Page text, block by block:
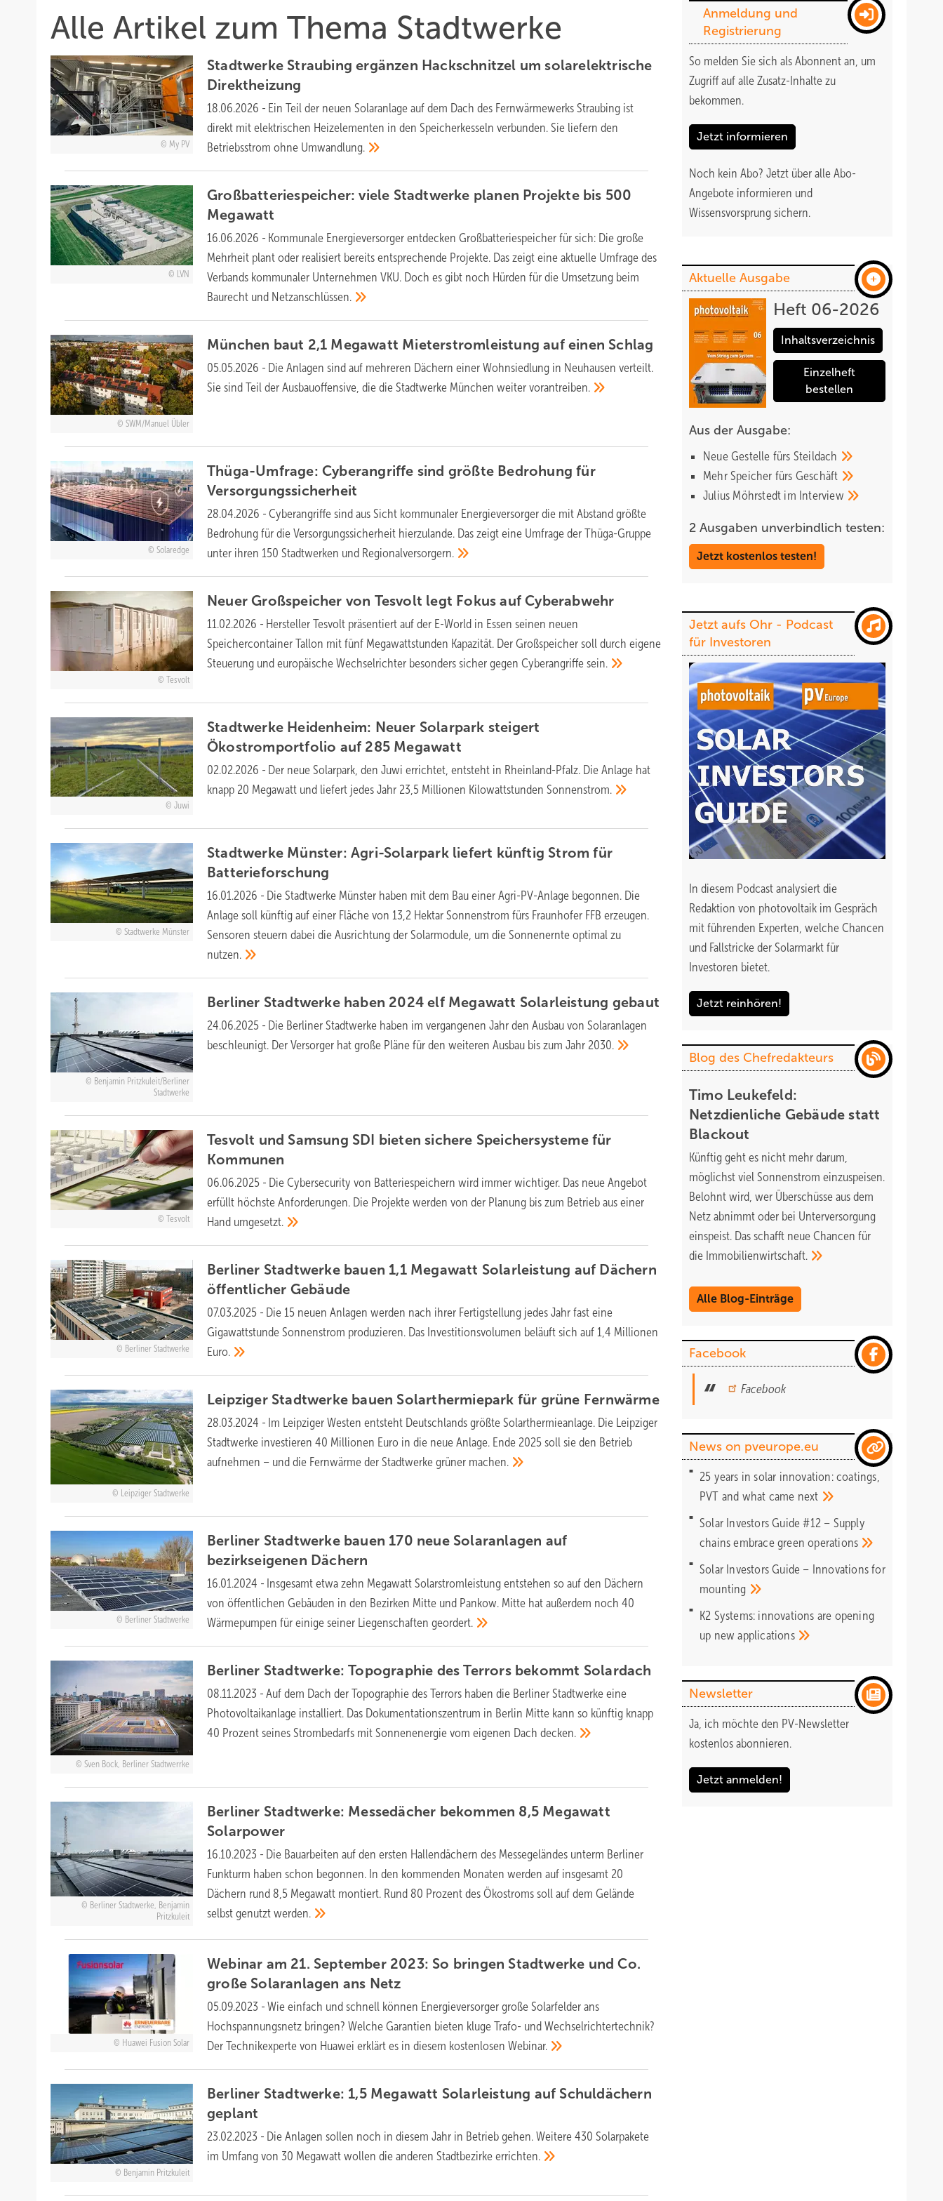
Alle Artikel zum Thema Stadtwerke
My PV
Stadtwerke Straubing ergänzen Hackschnitzel um solarelektrische
Direktheizung
18.06.2026 - Ein Teil der neuen Solaranlage auf dem Dach des Fernwärmewerks Straubing ist
direkt mit elektrischen Heizelementen in den Speicherkesseln verbunden. Sie liefern den
Betriebsstrom ohne Umwandlung.
LVN
Großbatteriespeicher: viele Stadtwerke planen Projekte bis 500
Megawatt
16.06.2026 - Kommunale Energieversorger entdecken Großbatteriespeicher für sich: Die große
Mehrheit plant oder realisiert bereits entsprechende Projekte. Das zeigt eine aktuelle Umfrage des
Verbands kommunaler Unternehmen VKU. Doch es gibt noch Hürden für die Umsetzung beim
Baurecht und Netzanschlüssen.
SWM/Manuel Übler
München baut 2,1 Megawatt Mieterstromleistung auf einen Schlag
05.05.2026 - Die Anlagen sind auf mehreren Dächern einer Wohnsiedlung in Neuhausen verteilt.
Sie sind Teil der Ausbauoffensive, die die Stadtwerke München weitervorantreiben.
Solaredge
Thüga-Umfrage: Cyberangriffe sind größte Bedrohung für
Versorgungssicherheit
28.04.2026 - Cyberangriffe sind aus Sicht kommunaler Energieversorger die mit Abstand größte
Bedrohung für die Versorgungssicherheit hierzulande. Das zeigt eine Umfrage der Thüga-Gruppe
unter ihren 150 Stadtwerken und Regionalversorgern.
Tesvolt
Neuer Großspeicher von Tesvolt legt Fokus aufCyberabwehr
11.02.2026 - Hersteller Tesvolt präsentiert auf der E-World in Essen seinen neuen
Speichercontainer Tallon mit fünf Megawattstunden Kapazität. Der Großspeicher soll durch eigene
Steuerung und europäische Wechselrichter besonders sicher gegen Cyberangriffesein.
Juwi
Stadtwerke Heidenheim: Neuer Solarpark steigert
Ökostromportfolio auf 285 Megawatt
02.02.2026 - Der neue Solarpark, den Juwi errichtet, entsteht in Rheinland-Pfalz. Die Anlage hat
knapp 20 Megawatt und liefert jedes Jahr 23,5 Millionen KilowattstundenSonnenstrom.
Stadtwerke Münster
Stadtwerke Münster: Agri-Solarpark liefert künftig Strom für
Batterieforschung
16.01.2026 - Die Stadtwerke Münster haben mit dem Bau einer Agri-PV-Anlage begonnen. Die
Anlage soll künftig auf einer Fläche von 13,2 Hektar Sonnenstrom fürs Fraunhofer FFB erzeugen.
Sensoren steuern dabei die Ausrichtung der Solarmodule, um die Sonnenernte optimal zu
nutzen.
Benjamin Pritzkuleit/Berliner
Stadtwerke
Berliner Stadtwerke haben 2024 elf Megawatt Solarleistung gebaut
24.06.2025 - Die Berliner Stadtwerke haben im vergangenen Jahr den Ausbau von Solaranlagen
beschleunigt. Der Versorger hat große Pläne für den weiteren Ausbau bis zum Jahr 2030.
Tesvolt
Tesvolt und Samsung SDI bieten sichere Speichersysteme für
Kommunen
06.06.2025 - Die Cybersecurity von Batteriespeichern wird immer wichtiger. Das neue Angebot
erfüllt höchste Anforderungen. Die Projekte werden von der Planung bis zum Betrieb aus einer
Hand umgesetzt.
Berliner Stadtwerke
Berliner Stadtwerke bauen 1,1 Megawatt Solarleistung auf Dächern
öffentlicher Gebäude
07.03.2025 - Die 15 neuen Anlagen werden nach ihrer Fertigstellung jedes Jahr fast eine
Gigawattstunde Sonnenstrom produzieren. Das Investitionsvolumen beläuft sich auf 1,4 Millionen
Euro.
Leipziger Stadtwerke
Leipziger Stadtwerke bauen Solarthermiepark für grüne Fernwärme
28.03.2024 - Im Leipziger Westen entsteht Deutschlands größte Solarthermieanlage. Die Leipziger
Stadtwerke investieren 40 Millionen Euro in die neue Anlage. Ende 2025 soll sie den Betrieb
aufnehmen – und die Fernwärme der Stadtwerke grüner machen.
Berliner Stadtwerke
Berliner Stadtwerke bauen 170 neue Solaranlagen auf
bezirkseigenen Dächern
16.01.2024 - Insgesamt etwa zehn Megawatt Solarstromleistung entstehen so auf den Dächern
von öffentlichen Gebäuden in den Bezirken Mitte und Pankow. Mitte hat außerdem noch 40
Wärmepumpen für einige seiner Liegenschaftengeordert.
Sven Bock, Berliner Stadtwerrke
Berliner Stadtwerke: Topographie des Terrors bekommt Solardach
08.11.2023 - Auf dem Dach der Topographie des Terrors haben die Berliner Stadtwerke eine
Photovoltaikanlage installiert. Das Dokumentationszentrum in Berlin Mitte kann so künftig knapp
40 Prozent seines Strombedarfs mit Sonnenenergie vom eigenen Dachdecken.
Berliner Stadtwerke, Benjamin
Pritzkuleit
Berliner Stadtwerke: Messedächer bekommen 8,5 Megawatt
Solarpower
16.10.2023 - Die Bauarbeiten auf den ersten Hallendächern des Messegeländes unterm Berliner
Funkturm haben schon begonnen. In den kommenden Monaten werden auf insgesamt 20
Dächern rund 8,5 Megawatt montiert. Rund 80 Prozent des Ökostroms soll auf dem Gelände
selbst genutztwerden.
Huawei Fusion Solar
Webinar am 21. September 2023: So bringen Stadtwerke und Co.
große Solaranlagen ans Netz
05.09.2023 - Wie einfach und schnell können Energieversorger große Solarfelder ans
Hochspannungsnetz bringen? Welche Garantien bieten kluge Trafo- und Wechselrichtertechnik?
Der Technikexperte von Huawei erklärt es in diesem kostenlosenWebinar.
Benjamin Pritzkuleit
Berliner Stadtwerke: 1,5 Megawatt Solarleistung auf Schuldächern
geplant
23.02.2023 - Die Anlagen sollen noch in diesem Jahr in Betrieb gehen. Weitere 430 Solarpakete
im Umfang von 30 Megawatt wollen die anderen Stadtbezirkeerrichten.
Anmeldung und
Registrierung
So melden Sie sich als Abonnent an, um
Zugriff auf alle Zusatz-Inhalte zu
bekommen.
Jetzt informieren
Noch kein Abo? Jetzt über alle Abo-
Angebote informieren und
Wissensvorsprung sichern.
Aktuelle Ausgabe
Heft 06-2026
Inhaltsverzeichnis
Einzelheft
bestellen
Aus der Ausgabe:
Neue Gestelle fürs Steildach
Mehr Speicher fürs Geschäft
Julius Möhrstedt im Interview
2 Ausgaben unverbindlich testen:
Jetzt kostenlos testen!
Jetzt aufs Ohr - Podcast
für Investoren
In diesem Podcast analysiert die
Redaktion von photovoltaik im Gespräch
mit führenden Experten, welche Chancen
und Fallstricke der Solarmarkt für
Investoren bietet.
Jetzt reinhören!
Blog des Chefredakteurs
Timo Leukefeld:
Netzdienliche Gebäude statt
Blackout
Künftig geht es nicht mehr darum,
möglichst viel Sonnenstrom einzuspeisen.
Belohnt wird, wer Überschüsse aus dem
Netz abnimmt oder bei Unterversorgung
einspeist. Das schafft neue Chancen für
die Immobilienwirtschaft.
Alle Blog-Einträge
Facebook
Facebook
News on pveurope.eu
25 years in solar innovation: coatings,
PVT and what came next
Solar Investors Guide #12 – Supply
chains embrace greenoperations
Solar Investors Guide – Innovations for
mounting
K2 Systems: innovations are opening
up newapplications
Newsletter
Ja, ich möchte den PV-Newsletter
kostenlos abonnieren.
Jetzt anmelden!